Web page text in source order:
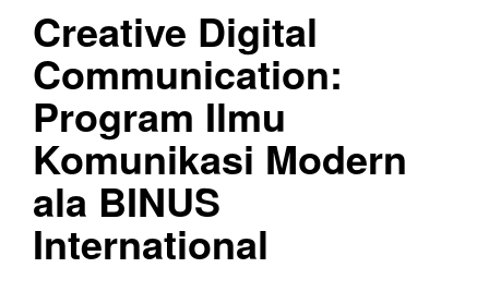
Creative Digital
Communication:
Program Ilmu
Komunikasi Modern
ala BINUS
International